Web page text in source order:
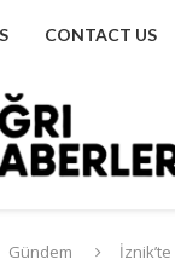
CONTACT US
Gündem